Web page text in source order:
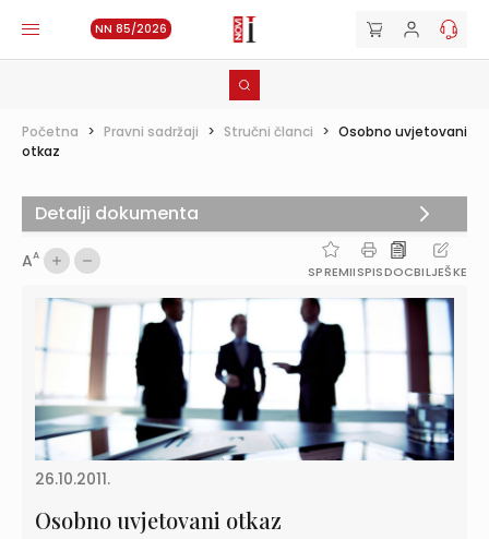
NN 85/2026
Početna > Pravni sadržaji > Stručni članci > Osobno uvjetovani
otkaz
AA
SPREMIISPISDOCBILJEŠKE
26.10.2011.
Osobno uvjetovani otkaz
Detalji dokumenta